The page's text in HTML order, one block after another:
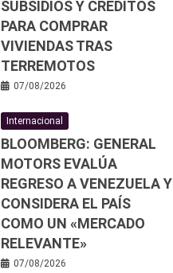
SUBSIDIOS Y CRÉDITOS
PARA COMPRAR
VIVIENDAS TRAS
TERREMOTOS
07/08/2026
Internacional
BLOOMBERG: GENERAL
MOTORS EVALÚA
REGRESO A VENEZUELA Y
CONSIDERA EL PAÍS
COMO UN «MERCADO
RELEVANTE»
07/08/2026